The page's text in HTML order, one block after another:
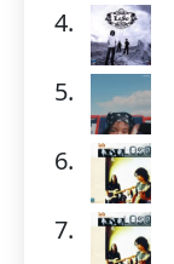
4.
5.
6.
7.